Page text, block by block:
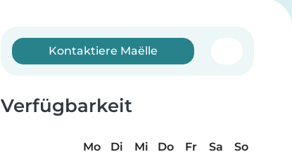
Kontaktiere Maëlle
Verfügbarkeit
Mo Di Mi Do Fr Sa
So